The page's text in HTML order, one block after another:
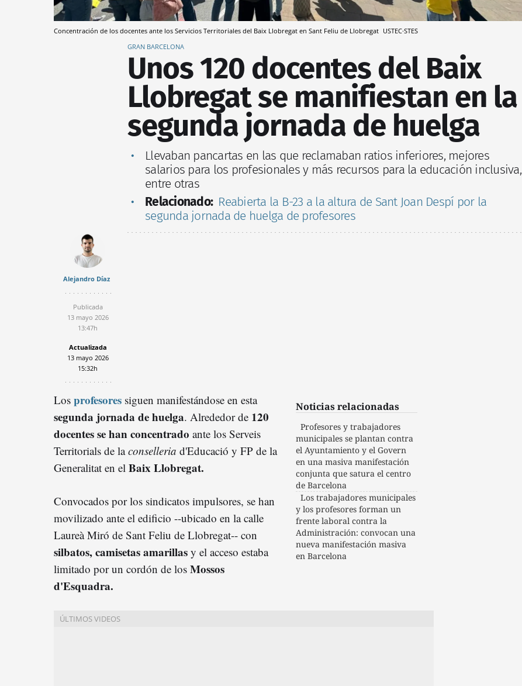
Concentración de los docentes ante los Servicios Territoriales del Baix Llobregat en Sant Feliu de Llobregat USTEC·STES
GRAN BARCELONA
Unos 120 docentes del Baix
Llobregat se manifiestan en la
segunda jornada de huelga
Llevaban pancartas en las que reclamaban ratios inferiores, mejores
salarios para los profesionales y más recursos para la educación inclusiva,
entre otras
Relacionado: Reabierta la B-23 a la altura de Sant Joan Despí por la
segunda jornada de huelga de profesores
Alejandro Díaz
Publicada
13 mayo 2026
13:47h
Actualizada
13 mayo 2026
15:32h
Noticias relacionadas
Profesores y trabajadores
municipales se plantan contra
el Ayuntamiento y el Govern
en una masiva manifestación
conjunta que satura el centro
de Barcelona
Los trabajadores municipales
y los profesores forman un
frente laboral contra la
Administración: convocan una
nueva manifestación masiva
en Barcelona
Los profesores siguen manifestándose en esta
segunda jornada de huelga. Alrededor de 120
docentes se hanconcentrado ante los Serveis
Territorials de laconselleria d'Educació y FP de la
Generalitat en el Baix Llobregat.
Convocados por los sindicatos impulsores, se han
movilizado ante el edificio --ubicado en la calle
Laureà Miró de Sant Feliu de Llobregat-- con
silbatos, camisetas amarillas y el acceso estaba
limitado por un cordón de los Mossos
d'Esquadra.